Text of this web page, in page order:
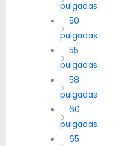
pulgadas
50
pulgadas
55
pulgadas
58
pulgadas
60
pulgadas
65